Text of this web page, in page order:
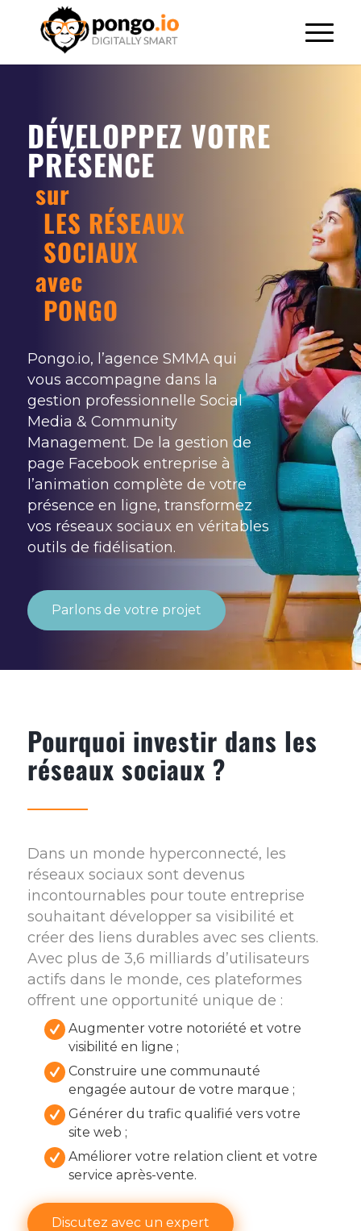
DÉVELOPPEZ VOTRE
PRÉSENCE
sur
LES RÉSEAUX
SOCIAUX
avec
PONGO
Pongo.io, l’agence SMMA qui
vous accompagne dans la
gestion professionnelle Social
Media & Community
Management. De la gestion de
page Facebook entreprise à
l’animation complète de votre
présence en ligne, transformez
vos réseaux sociaux en véritables
outils de fidélisation.
Parlons de votre projet
Pourquoi investir dans les
réseaux sociaux ?
Dans un monde hyperconnecté, les
réseaux sociaux sont devenus
incontournables pour toute entreprise
souhaitant développer sa visibilité et
créer des liens durables avec ses clients.
Avec plus de 3,6 milliards d’utilisateurs
actifs dans le monde, ces plateformes
offrent une opportunité unique de :
Augmenter votre notoriété et votre
visibilité en ligne ;
Construire une communauté
engagée autour de votre marque ;
Générer du trafic qualifié vers votre
site web ;
Améliorer votre relation client et votre
service après-vente.
Discutez avec un expert